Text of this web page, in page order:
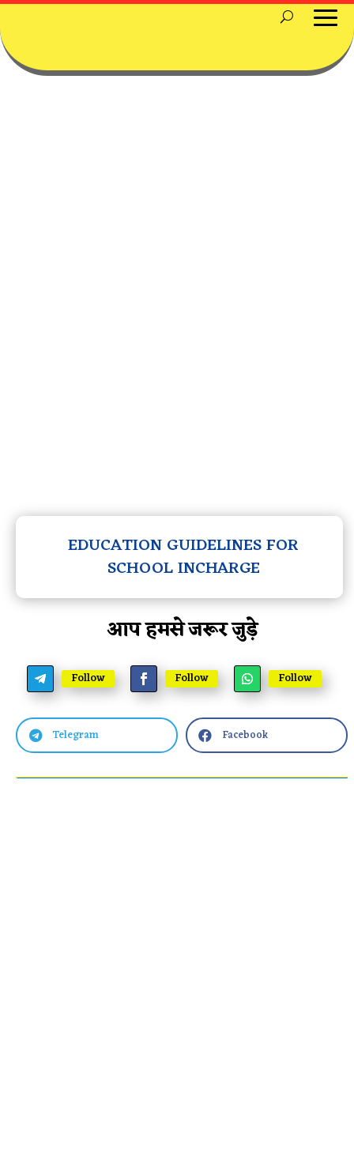
EDUCATION GUIDELINES FOR
SCHOOL INCHARGE
आप हमसे जरूर जुड़े
Follow Follow Follow
 Telegram  Facebook